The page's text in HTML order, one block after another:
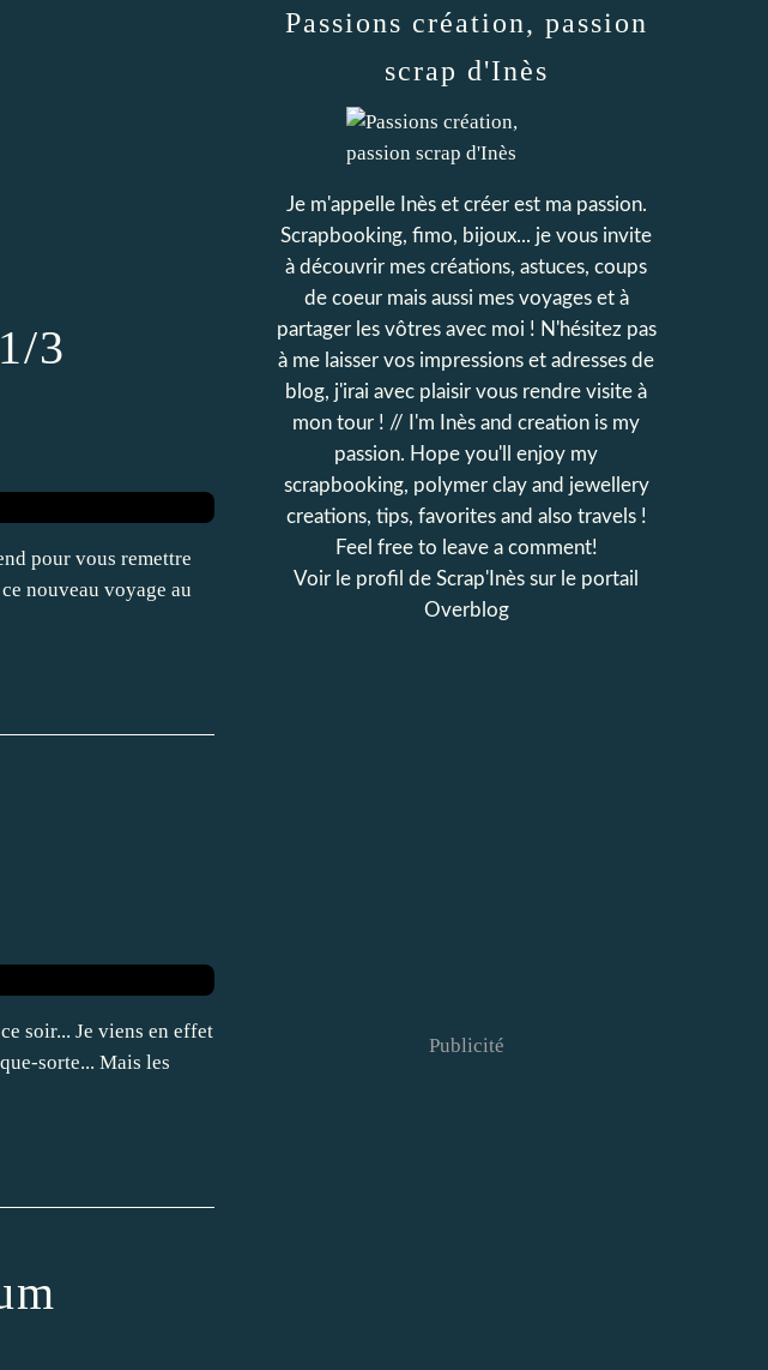
3
pour vous remettre
nouveau voyage au
soir... Je viens en effet
sorte... Mais les
Passions création, passion
scrap d'Inès
Je m'appelle Inès et créer est ma passion.
Scrapbooking, fimo, bijoux... je vous invite
à découvrir mes créations, astuces, coups
de coeur mais aussi mes voyages et à
partager les vôtres avec moi ! N'hésitez pas
à me laisser vos impressions et adresses de
blog, j'irai avec plaisir vous rendre visite à
mon tour ! // I'm Inès and creation is my
passion. Hope you'll enjoy my
scrapbooking, polymer clay and jewellery
creations, tips, favorites and also travels !
Feel free to leave a comment!
Voir le profil de Scrap'Inès sur le portail
Overblog
Publicité